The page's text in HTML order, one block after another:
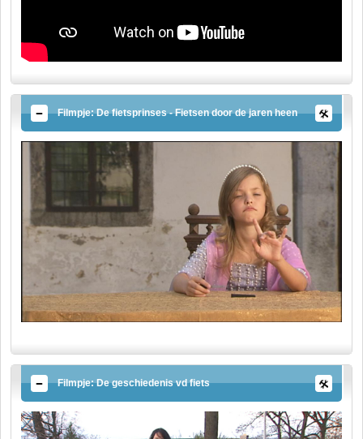
Filmpje: De fietsprinses - Fietsen door de jaren heen
Filmpje: De geschiedenis vd fiets